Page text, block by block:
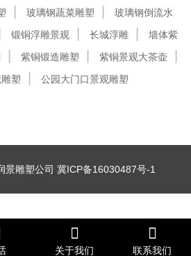
玻璃钢蔬菜雕塑
玻璃钢倒流水
锻铜浮雕景观 长城浮雕
墙体紫
紫铜锻造雕塑
紫铜景观大茶壶
塑
公园大门口景观雕塑
景雕塑公司 冀ICP备16030487号-1
关于我们 联系我们